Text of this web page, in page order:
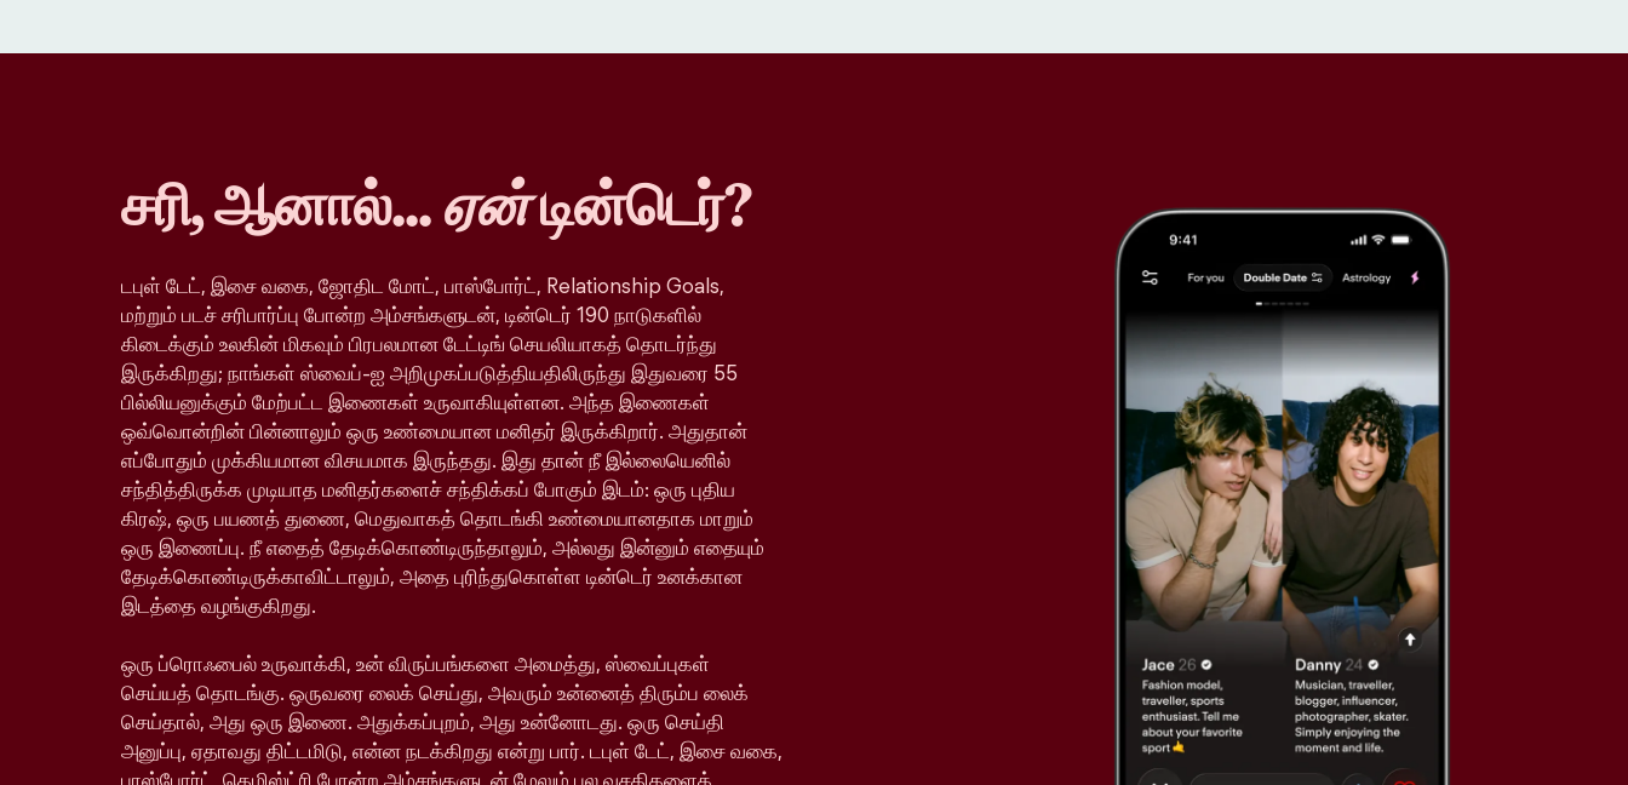
சரி, ஆனால்...ஏன்டின்டெர்?
டபுள் டேட், இசை வகை, ஜோதிட மோட், பாஸ்போர்ட், Relationship Goals,
மற்றும் படச் சரிபார்ப்பு போன்ற அம்சங்களுடன், டின்டெர் 190 நாடுகளில்
கிடைக்கும் உலகின் மிகவும் பிரபலமான டேட்டிங் செயலியாகத் தொடர்ந்து
இருக்கிறது; நாங்கள் ஸ்வைப்-ஐ அறிமுகப்படுத்தியதிலிருந்து இதுவரை 55
பில்லியனுக்கும் மேற்பட்ட இணைகள் உருவாகியுள்ளன. அந்த இணைகள்
ஒவ்வொன்றின் பின்னாலும் ஒரு உண்மையான மனிதர் இருக்கிறார். அதுதான்
எப்போதும் முக்கியமான விசயமாக இருந்தது. இது தான் நீ இல்லையெனில்
சந்தித்திருக்க முடியாத மனிதர்களைச் சந்திக்கப் போகும் இடம்: ஒரு புதிய
கிரஷ், ஒரு பயணத் துணை, மெதுவாகத் தொடங்கி உண்மையானதாக மாறும்
ஒரு இணைப்பு. நீ எதைத் தேடிக்கொண்டிருந்தாலும், அல்லது இன்னும் எதையும்
தேடிக்கொண்டிருக்காவிட்டாலும், அதை புரிந்துகொள்ள டின்டெர் உனக்கான
இடத்தை வழங்குகிறது.
ஒரு ப்ரொஃபைல் உருவாக்கி, உன் விருப்பங்களை அமைத்து, ஸ்வைப்புகள்
செய்யத் தொடங்கு. ஒருவரை லைக் செய்து, அவரும் உன்னைத் திரும்ப லைக்
செய்தால், அது ஒரு இணை. அதுக்கப்புறம், அது உன்னோடது. ஒரு செய்தி
அனுப்பு, ஏதாவது திட்டமிடு, என்ன நடக்கிறது என்று பார். டபுள் டேட், இசை வகை,
பாஸ்போர்ட், கெமிஸ்ட்ரி போன்ற அம்சங்களுடன் மேலும் பல வசதிகளைக்